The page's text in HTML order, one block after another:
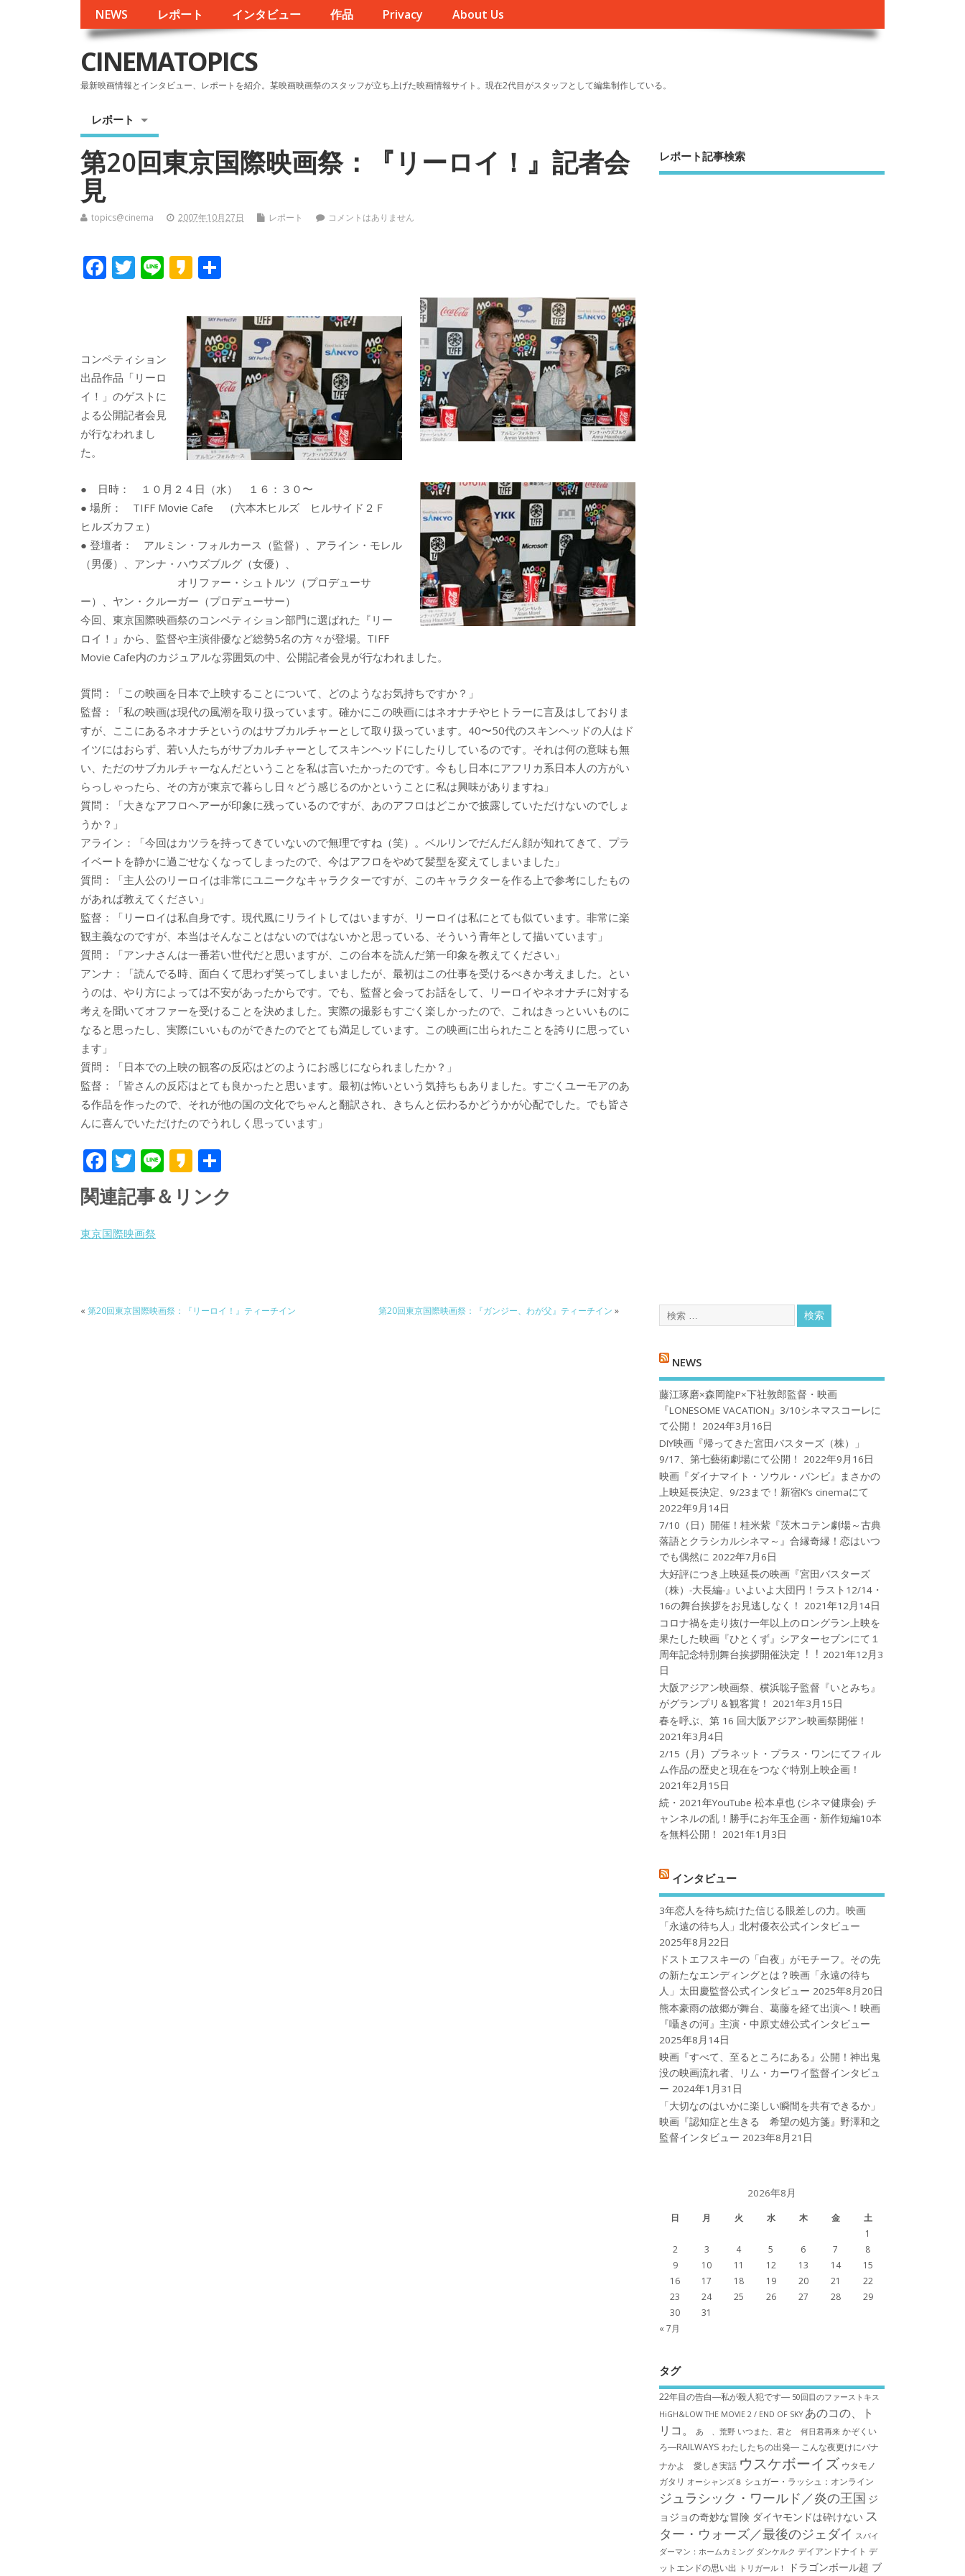
NEWS レポート インタビュー 作品 Privacy About Us
CINEMATOPICS
最新映画情報とインタビュー、レポートを紹介。某映画映画祭のスタッフが立ち上げた映画情報サイト。現在2代目がスタッフとして編集制作している。
レポート
第20回東京国際映画祭：『リーロイ！』記者会
見
topics@cinema 2007年10月27日 レポート コメントはありません
F
o
o
k
T Li K
k
a
o
コンペティション
出品作品「リーロ
イ！」のゲストに
よる公開記者会見
が行なわれまし
た。
● 日時： １０月２４日（水） １６：３０〜
● 場所： TIFF Movie Cafe （六本木ヒルズ ヒルサイド２Ｆ
ヒルズカフェ）
● 登壇者： アルミン・フォルカース（監督）、アライン・モレル
（男優）、アンナ・ハウズブルグ（女優）、
オリファー・シュトルツ（プロデューサ
ー）、ヤン・クルーガー（プロデューサー）
今回、東京国際映画祭のコンペティション部門に選ばれた『リー
ロイ！』から、監督や主演俳優など総勢5名の方々が登場。TIFF
Movie Cafe内のカジュアルな雰囲気の中、公開記者会見が行なわれました。
質問：「この映画を日本で上映することについて、どのようなお気持ちですか？」
監督：「私の映画は現代の風潮を取り扱っています。確かにこの映画にはネオナチやヒトラーに言及はしておりま
すが、ここにあるネオナチというのはサブカルチャーとして取り扱っています。40〜50代のスキンヘッドの人はド
イツにはおらず、若い人たちがサブカルチャーとしてスキンヘッドにしたりしているのです。それは何の意味も無
い、ただのサブカルチャーなんだということを私は言いたかったのです。今もし日本にアフリカ系日本人の方がい
らっしゃったら、その方が東京で暮らし日々どう感じるのかということに私は興味がありますね」
質問：「大きなアフロヘアーが印象に残っているのですが、あのアフロはどこかで披露していただけないのでしょ
うか？」
アライン：「今回はカツラを持ってきていないので無理ですね（笑）。ベルリンでだんだん顔が知れてきて、プラ
イベートを静かに過ごせなくなってしまったので、今はアフロをやめて髪型を変えてしまいました」
質問：「主人公のリーロイは非常にユニークなキャラクターですが、このキャラクターを作る上で参考にしたもの
があれば教えてください」
監督：「リーロイは私自身です。現代風にリライトしてはいますが、リーロイは私にとても似ています。非常に楽
観主義なのですが、本当はそんなことはないのではないかと思っている、そういう青年として描いています」
質問：「アンナさんは一番若い世代だと思いますが、この台本を読んだ第一印象を教えてください」
アンナ：「読んでる時、面白くて思わず笑ってしまいましたが、最初はこの仕事を受けるべきか考えました。とい
うのは、やり方によっては不安があったからです。でも、監督と会ってお話をして、リーロイやネオナチに対する
考えを聞いてオファーを受けることを決めました。実際の撮影もすごく楽しかったので、これはきっといいものに
なると思ったし、実際にいいものができたのでとても満足しています。この映画に出られたことを誇りに思ってい
ます」
質問：「日本での上映の観客の反応はどのようにお感じになられましたか？」
監督：「皆さんの反応はとても良かったと思います。最初は怖いという気持ちもありました。すごくユーモアのあ
る作品を作ったので、それが他の国の文化でちゃんと翻訳され、きちんと伝わるかどうかが心配でした。でも皆さ
んに喜んでいただけたのでうれしく思っています」
F
ac
e
b
k
T
w
itt
er
Li
n
e
K
a
k
有
関連記事＆リンク
東京国際映画祭
« 第20回東京国際映画祭：『リーロイ！』ティーチイン 第20回東京国際映画祭：『ガンジー、わが父』ティーチイン »
レポート記事検索
NEWS
藤江琢磨×森岡龍P×下社敦郎監督・映画
『LONESOME VACATION』3/10シネマスコーレに
て公開！
2024年3月16日
DIY映画『帰ってきた宮田バスターズ（株）」
9/17、第七藝術劇場にて公開！
2022年9月16日
映画『ダイナマイト・ソウル・バンビ』まさかの
上映延長決定、9/23まで！新宿K’s cinemaにて
2022年9月14日
7/10（日）開催！桂米紫『茨木コテン劇場～古典
落語とクラシカルシネマ～』合縁奇縁！恋はいつ
でも偶然に 2022年7月6日
大好評につき上映延長の映画『宮田バスターズ
（株）-大長編-』いよいよ大団円！ラスト12/14・
16の舞台挨拶をお見逃しなく！
2021年12月14日
コロナ禍を⾛り抜け⼀年以上のロングラン上映を
果たした映画『ひとくず』シアターセブンにて１
周年記念特別舞台挨拶開催決定︕︕ 2021年12月3
日
大阪アジアン映画祭、横浜聡子監督『いとみち』
がグランプリ＆観客賞！
2021年3月15日
春を呼ぶ、第 16 回大阪アジアン映画祭開催！
2021年3月4日
2/15（月）プラネット・プラス・ワンにてフィル
ム作品の歴史と現在をつなぐ特別上映企画！
2021年2月15日
続・2021年YouTube 松本卓也 (シネマ健康会) チ
ャンネルの乱！勝手にお年玉企画・新作短編10本
を無料公開！
2021年1月3日
インタビュー
3年恋人を待ち続けた信じる眼差しの力。映画
「永遠の待ち人」北村優衣公式インタビュー
2025年8月22日
ドストエフスキーの「白夜」がモチーフ。その先
の新たなエンディングとは？映画「永遠の待ち
人」太田慶監督公式インタビュー 2025年8月20日
熊本豪雨の故郷が舞台、葛藤を経て出演へ！映画
『囁きの河』主演・中原丈雄公式インタビュー
2025年8月14日
映画『すべて、至るところにある』公開！神出鬼
没の映画流れ者、リム・カーワイ監督インタビュ
ー 2024年1月31日
「大切なのはいかに楽しい瞬間を共有できるか」
映画『認知症と生きる 希望の処方箋』野澤和之
監督インタビュー 2023年8月21日
2026年8月
日 月 火 水 木 金
土
1
2
3 4 5 6 7
8
9
10 11 12 13 14
15
16
17 18 19 20 21
22
23
24 25 26 27 28
29
30
31
« 7月
タグ
22年目の告白―私が殺人犯です― 50回目のファーストキス
HiGH&LOW THE MOVIE 2 / END OF SKY あのコの、ト
リコ。
あゝ、荒野 いつまた、君と 何日君再来 かぞくい
ろ―RAILWAYS わたしたちの出発― こんな夜更けにバナ
ナかよ 愛しき実話 ウスケボーイズ ウタモノ
ガタリ オーシャンズ８ シュガー・ラッシュ：オ​ンライン
ジュラシック・ワールド／炎の王国 ジ
ョジョの奇妙な冒険 ダイヤモンドは砕けない ス
ター・ウォーズ／最後のジェダイ スパイ
ダーマン：ホームカミング ダンケルク デイアンドナイト デ
ットエンドの思い出
トリガール！ ドラゴンボール超 ブ